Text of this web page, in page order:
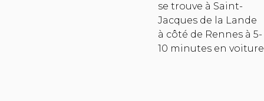
se trouve à Saint-
Jacques de la Lande
à côté de Rennes à 5-
10 minutes en voiture